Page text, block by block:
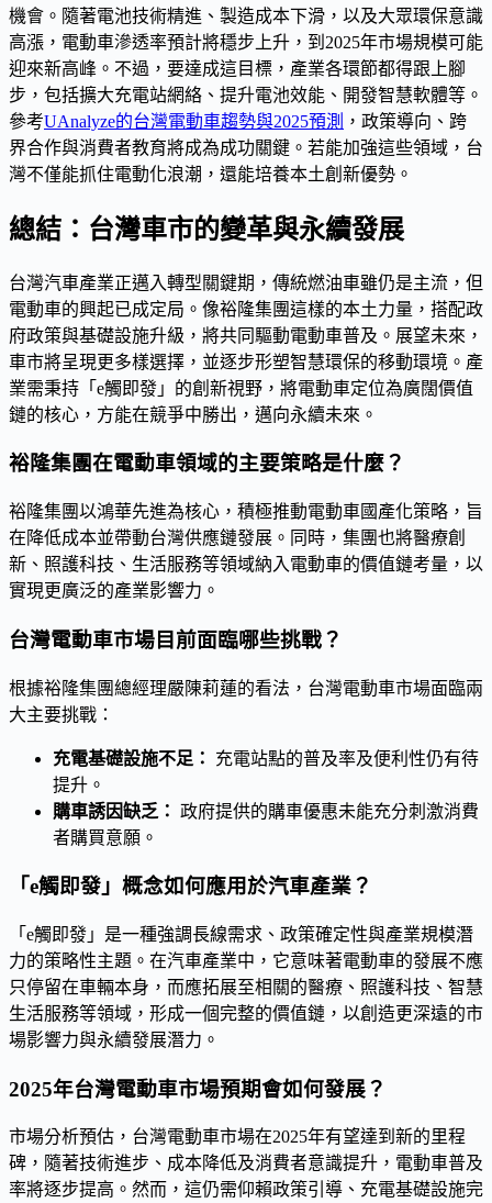
機會。隨著電池技術精進、製造成本下滑，以及大眾環保意識
高漲，電動車滲透率預計將穩步上升，到2025年市場規模可能
迎來新高峰。不過，要達成這目標，產業各環節都得跟上腳
步，包括擴大充電站網絡、提升電池效能、開發智慧軟體等。
參考UAnalyze的台灣電動車趨勢與2025預測 ，政策導向、跨
界合作與消費者教育將成為成功關鍵。若能加強這些領域，台
灣不僅能抓住電動化浪潮，還能培養本土創新優勢。
總結：台灣車市的變革與永續發展
台灣汽車產業正邁入轉型關鍵期，傳統燃油車雖仍是主流，但
電動車的興起已成定局。像裕隆集團這樣的本土力量，搭配政
府政策與基礎設施升級，將共同驅動電動車普及。展望未來，
車市將呈現更多樣選擇，並逐步形塑智慧環保的移動環境。產
業需秉持「e觸即發」的創新視野，將電動車定位為廣闊價值
鏈的核心，方能在競爭中勝出，邁向永續未來。
裕隆集團在電動車領域的主要策略是什麼？
裕隆集團以鴻華先進為核心，積極推動電動車國產化策略，旨
在降低成本並帶動台灣供應鏈發展。同時，集團也將醫療創
新、照護科技、生活服務等領域納入電動車的價值鏈考量，以
實現更廣泛的產業影響力。
台灣電動車市場目前面臨哪些挑戰？
根據裕隆集團總經理嚴陳莉蓮的看法，台灣電動車市場面臨兩
大主要挑戰：
充電基礎設施不足：
充電站點的普及率及便利性仍有待
提升。
購車誘因缺乏： 政府提供的購車優惠未能充分刺激消費
者購買意願。
「e觸即發」概念如何應用於汽車產業？
「e觸即發」是一種強調長線需求、政策確定性與產業規模潛
力的策略性主題。在汽車產業中，它意味著電動車的發展不應
只停留在車輛本身，而應拓展至相關的醫療、照護科技、智慧
生活服務等領域，形成一個完整的價值鏈，以創造更深遠的市
場影響力與永續發展潛力。
2025年台灣電動車市場預期會如何發展？
市場分析預估，台灣電動車市場在2025年有望達到新的里程
碑，隨著技術進步、成本降低及消費者意識提升，電動車普及
率將逐步提高。然而，這仍需仰賴政策引導、充電基礎設施完